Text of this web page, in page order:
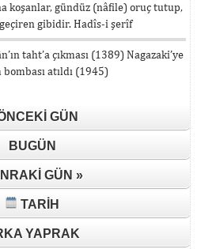
koşanlar, gündüz (nâfile) oruç tutup,
gibidir. Hadîs-i şerîf
taht’a çıkması (1389) Nagazaki’ye
atıldı (1945)
GÜN
BUGÜN
GÜN »
TARIH
YAPRAK